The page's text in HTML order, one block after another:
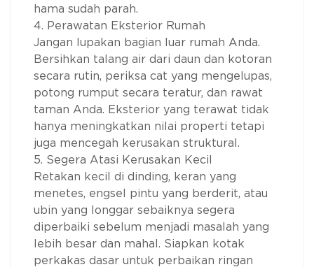
hama sudah parah.
4. Perawatan Eksterior Rumah
Jangan lupakan bagian luar rumah Anda.
Bersihkan talang air dari daun dan kotoran
secara rutin, periksa cat yang mengelupas,
potong rumput secara teratur, dan rawat
taman Anda. Eksterior yang terawat tidak
hanya meningkatkan nilai properti tetapi
juga mencegah kerusakan struktural.
5. Segera Atasi Kerusakan Kecil
Retakan kecil di dinding, keran yang
menetes, engsel pintu yang berderit, atau
ubin yang longgar sebaiknya segera
diperbaiki sebelum menjadi masalah yang
lebih besar dan mahal. Siapkan kotak
perkakas dasar untuk perbaikan ringan